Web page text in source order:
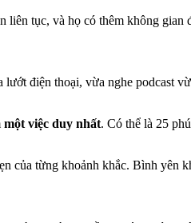
tục, và họ có thêm không gian
điện thoại, vừa nghe podcast
một việc duy nhất. Có thể là 25
của từng khoảnh khắc. Bình yên